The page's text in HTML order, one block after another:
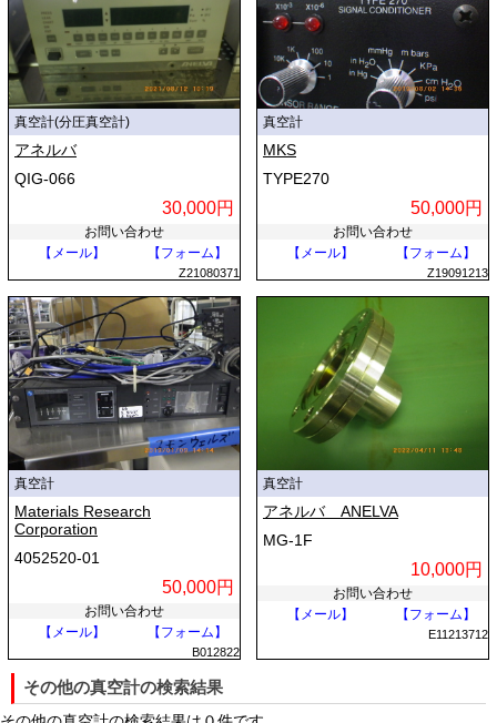
真空計(分圧真空計)
アネルバ
QIG-066
30,000円
お問い合わせ
【メール】
【フォーム】
Z21080371
真空計
MKS
TYPE270
50,000円
お問い合わせ
【メール】
【フォーム】
Z19091213
真空計
Materials Research
Corporation
4052520-01
50,000円
お問い合わせ
【メール】
【フォーム】
B012822
真空計
アネルバ ANELVA
MG-1F
10,000円
お問い合わせ
【メール】
【フォーム】
E11213712
その他の真空計の検索結果